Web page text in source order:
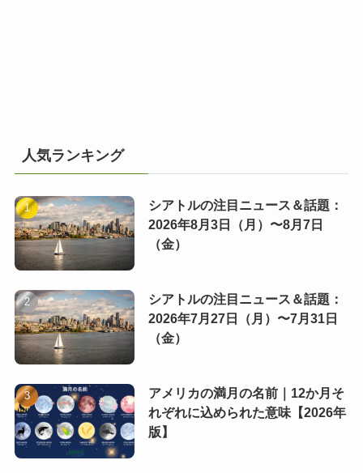
人気ランキング
シアトルの注目ニュース＆話題：
2026年8月3日（月）〜8月7日
（金）
シアトルの注目ニュース＆話題：
2026年7月27日（月）〜7月31日
（金）
アメリカの満月の名前｜12か月そ
れぞれに込められた意味【2026年
版】